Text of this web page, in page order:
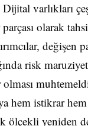
Dijital varlıkları
olarak
değişen
risk
hem istikrar
ölçekli yeniden